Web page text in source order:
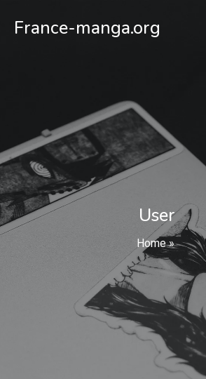
France-manga.org
User
Home»